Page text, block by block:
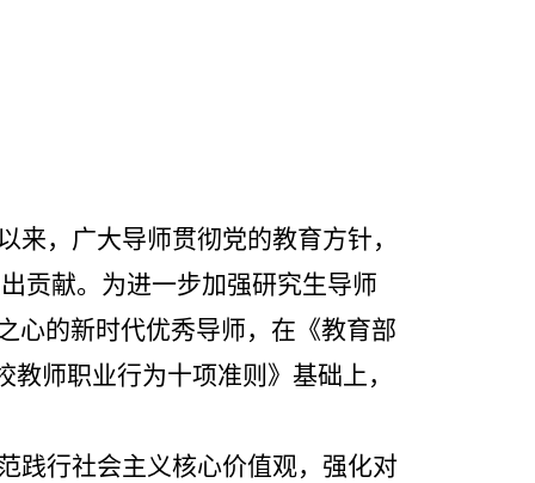
，广大导师贯彻党的教育方针，
贡献。为进一步加强研究生导师
心的新时代优秀导师，在《教育部
教师职业行为十项准则》基础上，
践行社会主义核心价值观，强化对